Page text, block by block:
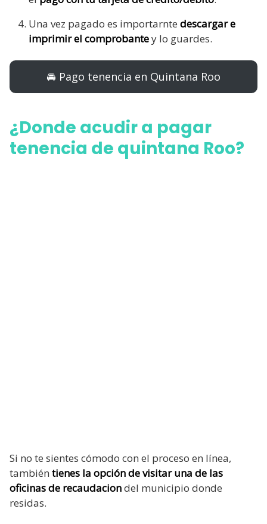
Una vez pagado es importarnte descargar e
imprimir el comprobantey lo guardes.
🚘 Pago tenencia en Quintana Roo
¿Donde acudir a pagar
tenencia de quintana Roo?
Si no te sientes cómodo con el proceso en línea,
también tienes la opción de visitar una de las
oficinas de recaudaciondel municipio donde
residas.